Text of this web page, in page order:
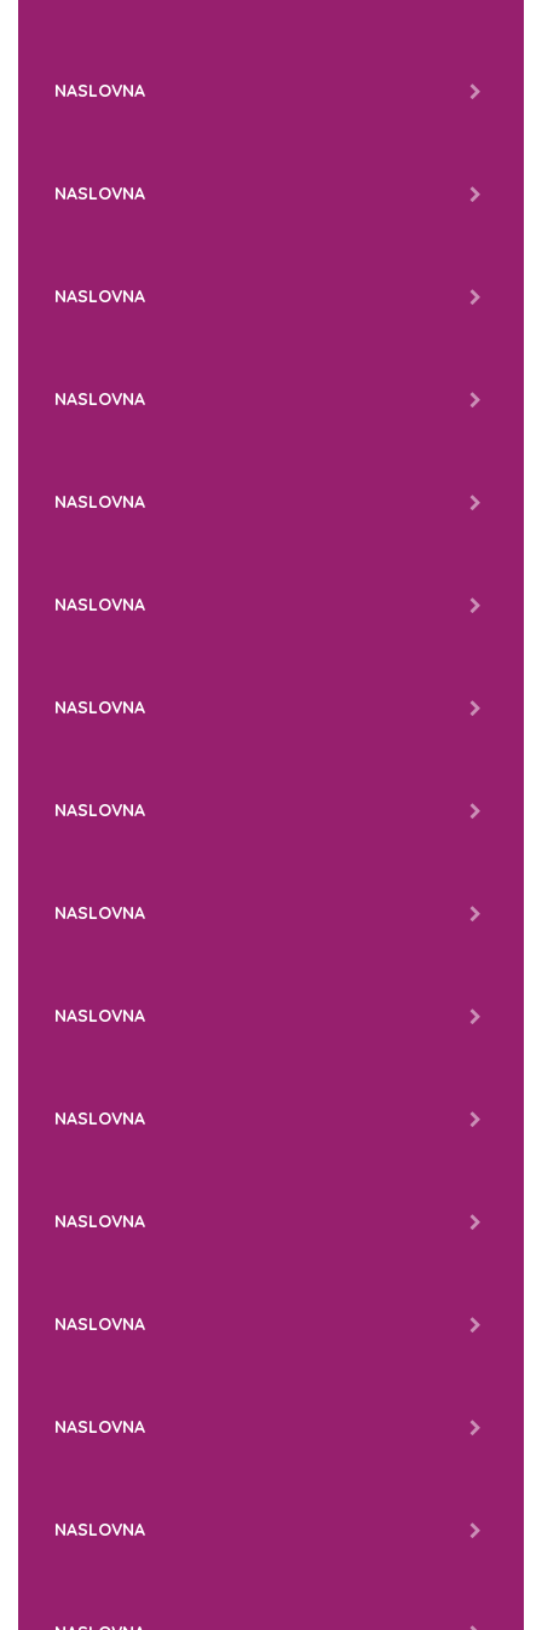
NASLOVNA
NASLOVNA
NASLOVNA
NASLOVNA
NASLOVNA
NASLOVNA
NASLOVNA
NASLOVNA
NASLOVNA
NASLOVNA
NASLOVNA
NASLOVNA
NASLOVNA
NASLOVNA
NASLOVNA